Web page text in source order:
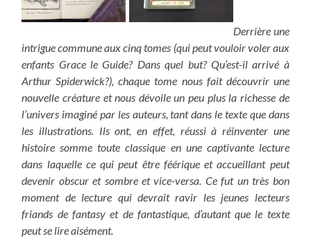
Derrière une
intrigue commune aux cinq tomes (qui peut vouloir voler aux
enfants Grace le Guide? Dans quel but? Qu’est-il arrivé à
Arthur Spiderwick?), chaque tome nous fait découvrir une
nouvelle créature et nous dévoile un peu plus la richesse de
l’univers imaginé par les auteurs, tant dans le texte que dans
les illustrations. Ils ont, en effet, réussi à réinventer une
histoire somme toute classique en une captivante lecture
dans laquelle ce qui peut être féérique et accueillant peut
devenir obscur et sombre et vice-versa. Ce fut un très bon
moment de lecture qui devrait ravir les jeunes lecteurs
friands de fantasy et de fantastique, d’autant que le texte
peut se lire aisément.